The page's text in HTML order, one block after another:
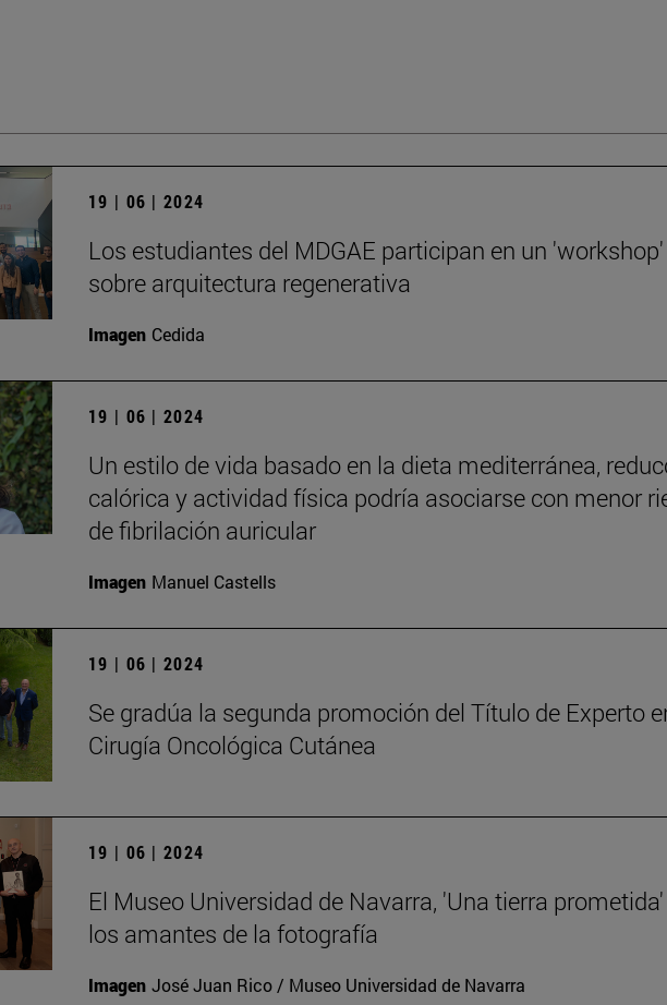
19 | 06 | 2024
Los estudiantes del MDGAE participan en un 'workshop'
sobre arquitectura regenerativa
Imagen Cedida
19 | 06 | 2024
Un estilo de vida basado en la dieta mediterránea,
calórica y actividad física podría asociarse con menor
de fibrilación auricular
Imagen Manuel Castells
19 | 06 | 2024
Se gradúa la segunda promoción del Título de Experto
Cirugía Oncológica Cutánea
19 | 06 | 2024
El Museo Universidad de Navarra, 'Una tierra
los amantes de la fotografía
Imagen José Juan Rico / Museo Universidad de Navarra